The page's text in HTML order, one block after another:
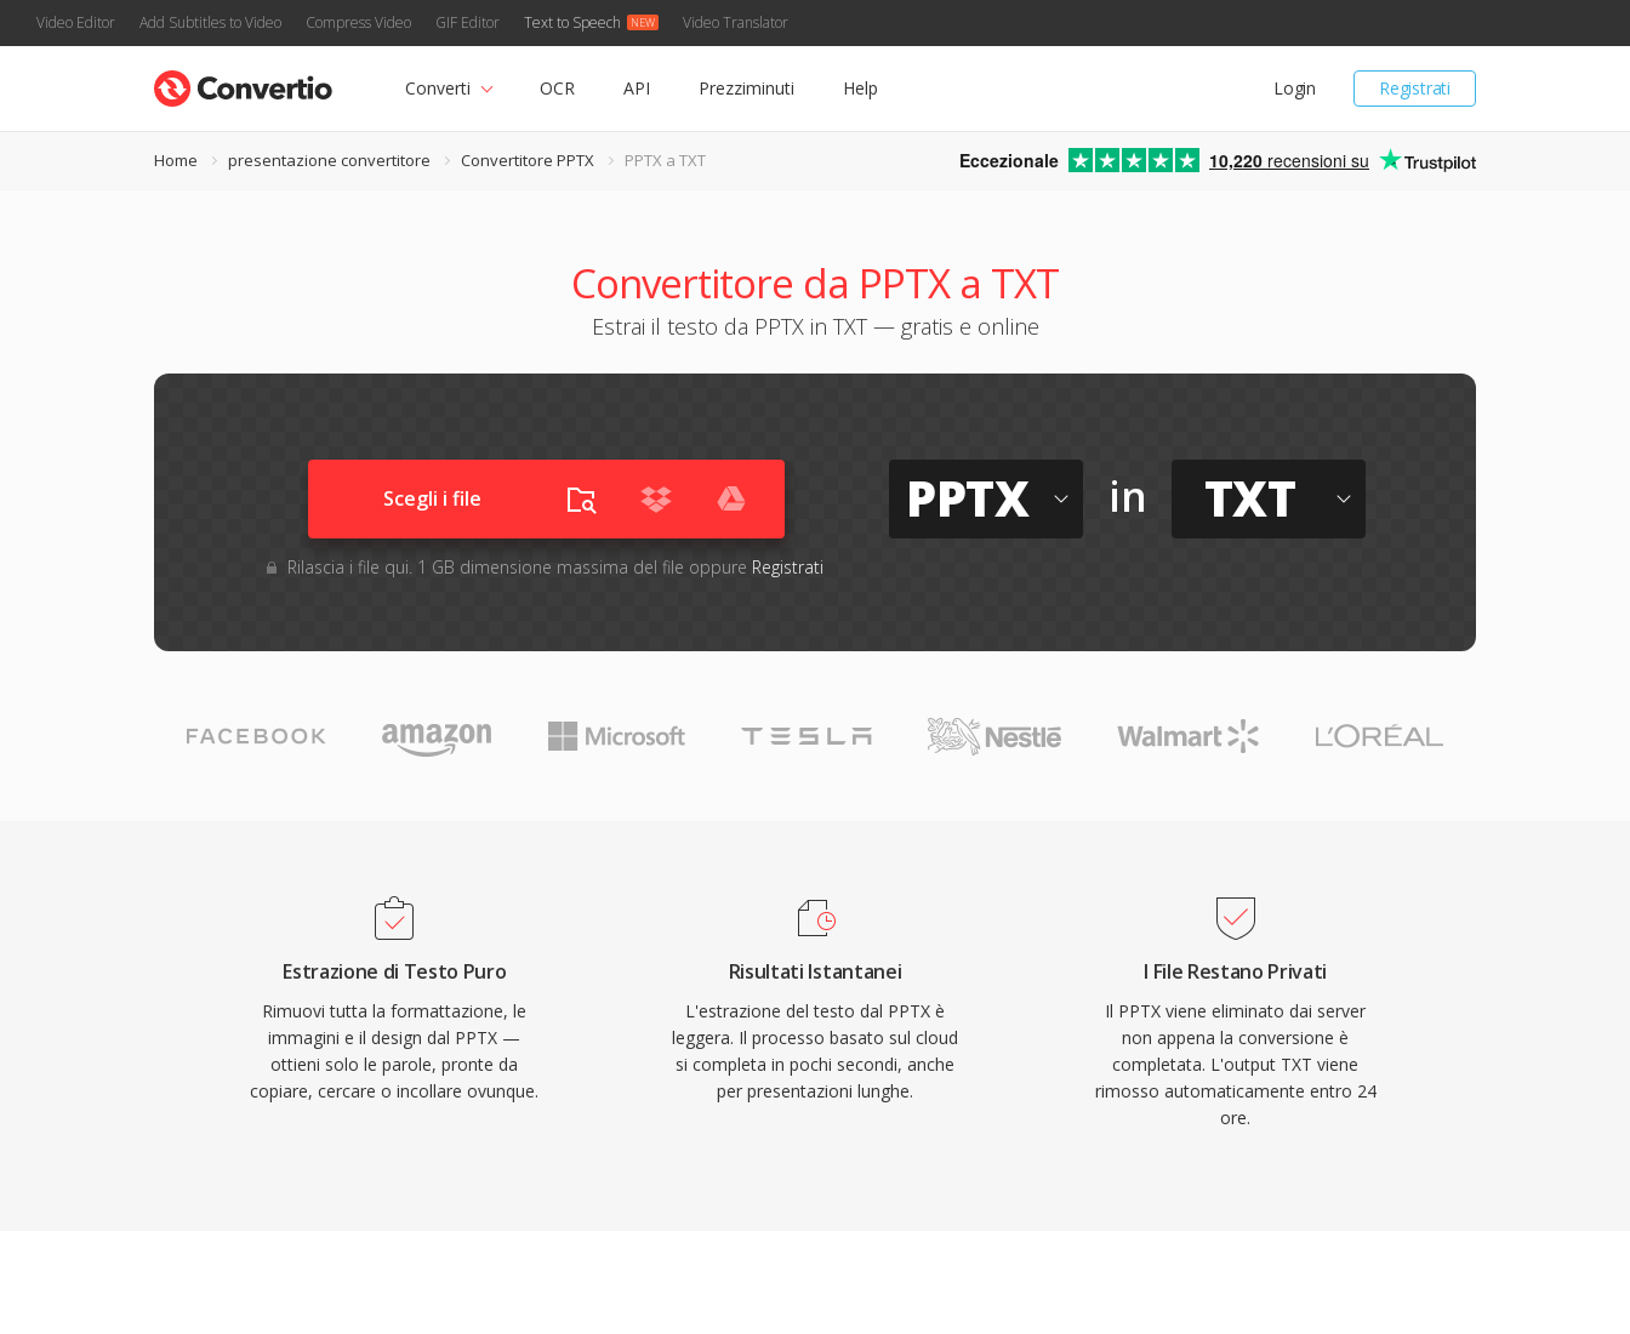
Video Editor Add Subtitles to Video Compress Video GIF Editor Text to Speech Video Translator
Registrati
Login
Converti OCR API Prezziminuti Help
Home presentazione convertitore Convertitore PPTX PPTX a TXT Eccezionale 10,220 recensioni su
Convertitore da PPTX a TXT
Estrai il testo da PPTX in TXT — gratis e online
Scegli i file
Rilascia i file qui. 1 GB dimensione massima del file oppure Registrati
PPTX in TXT
Estrazione di Testo Puro
Rimuovi tutta la formattazione, le
immagini e il design dal PPTX —
ottieni solo le parole, pronte da
copiare, cercare o incollare ovunque.
Risultati Istantanei
L'estrazione del testo dal PPTX è
leggera. Il processo basato sul cloud
si completa in pochi secondi, anche
per presentazioni lunghe.
I File Restano Privati
Il PPTX viene eliminato dai server
non appena la conversione è
completata. L'output TXT viene
rimosso automaticamente entro 24
ore.